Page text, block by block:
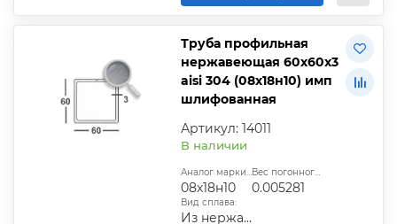
Труба профильная
нержавеющая 60х60х3
aisi 304 (08х18н10) имп
шлифованная
Артикул: 14011
В наличии
Аналог марки стали:
08х18н10
Вес погонного метра, т.:
0.005281
Вид сплава:
Из нержавеющей стали